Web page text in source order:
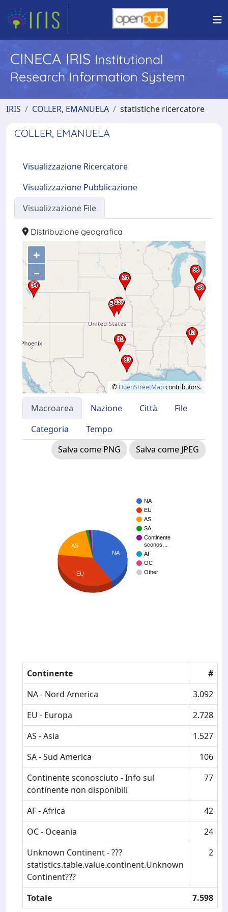
CINECA IRIS Institutional
Research Information System
IRIS COLLER, EMANUELA statistiche ricercatore
COLLER, EMANUELA
Visualizzazione Ricercatore
Visualizzazione Pubblicazione
Visualizzazione File
Distribuzione geografica
+
–
©OpenStreetMapcontributors.
Macroarea Nazione Città
File
Categoria
Tempo
Salva come PNG
Salva come JPEG
NA
EU
AS
SA
Continente
sconos…
AF
OC
Other
NA
AS
EU
Continente
#
NA - Nord America
3.092
EU - Europa
2.728
AS - Asia
1.527
SA - Sud America
106
Continente sconosciuto - Info sul
continente non disponibili
77
AF - Africa
42
OC - Oceania
24
Unknown Continent - ???
statistics.table.value.continent.Unknown
Continent???
2
Totale 7.598